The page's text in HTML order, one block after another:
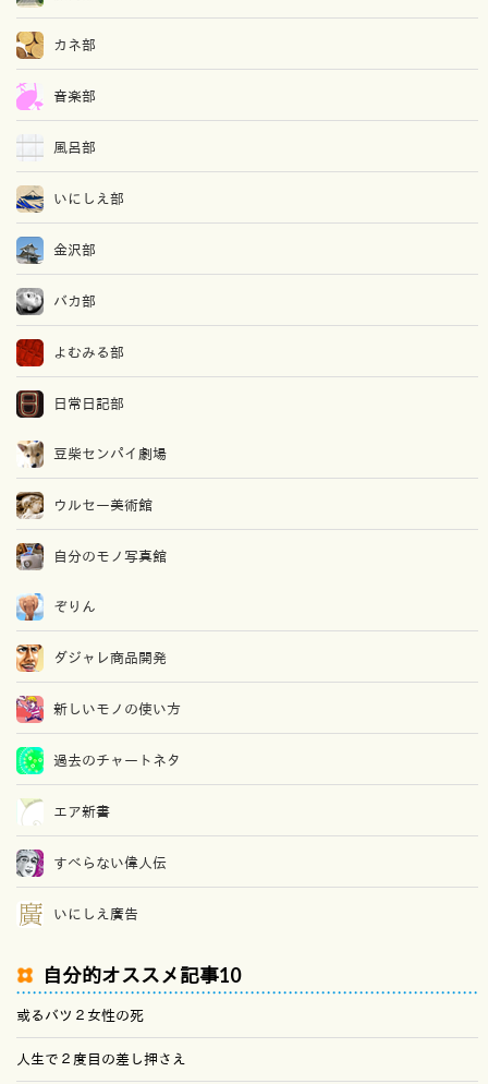
カネ部
音楽部
風呂部
いにしえ部
金沢部
バカ部
よむみる部
日常日記部
豆柴センパイ劇場
ウルセー美術館
自分のモノ写真館
ぞりん
ダジャレ商品開発
新しいモノの使い方
過去のチャートネタ
エア新書
すべらない偉人伝
いにしえ廣告
自分的オススメ記事10
或るバツ２女性の死
人生で２度目の差し押さえ